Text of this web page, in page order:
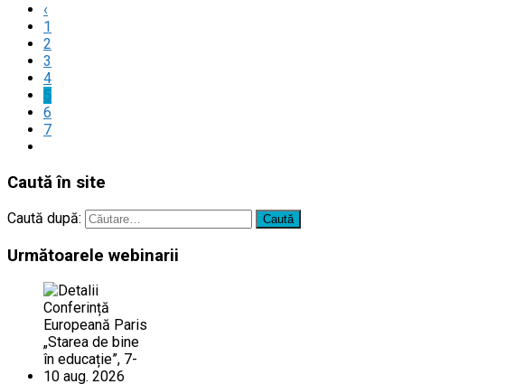
‹
1
2
3
4
5
6
7
Caută în site
Caută după:
Următoarele webinarii